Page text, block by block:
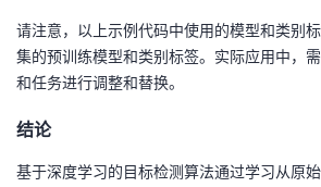
请注意，以上示例代码中使用的模型和类别
集的预训练模型和类别标签。实际应用中，
和任务进行调整和替换。
结论
基于深度学习的目标检测算法通过学习从原